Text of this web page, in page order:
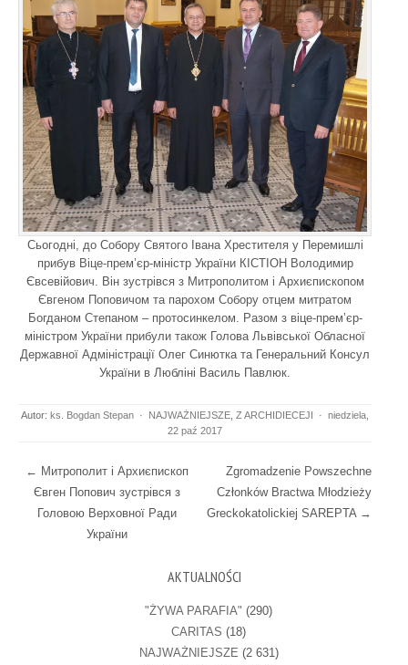
Сьогодні, до Собору Святого Івана Хрестителя у Перемишлі
прибув Віце-прем’єр-міністр України КІСТІОН Володимир
Євсевійович. Він зустрівся з Митрополитом і Архиєпископом
Євгеном Поповичом та парохом Собору отцем митратом
Богданом Степаном – протосинкелом. Разом з віце-прем’єр-
міністром України прибули також Голова Львівської Обласної
Державної Адміністрації Олег Синютка та Генеральний Консул
України в Любліні Василь Павлюк.
Autor: ks. Bogdan Stepan · NAJWAŻNIEJSZE Z ARCHIDIECEJI · niedziela,
22 paź 2017
Post navigation
← Митрополит і Архиєпископ
Євген Попович зустрівся з
Головою Верховної Ради
України
Zgromadzenie Powszechne
Członków Bractwa Młodzieży
Greckokatolickiej SAREPTA →
AKTUALNOŚCI
"ŻYWA PARAFIA" (290)
CARITAS (18)
NAJWAŻNIEJSZE (2 631)